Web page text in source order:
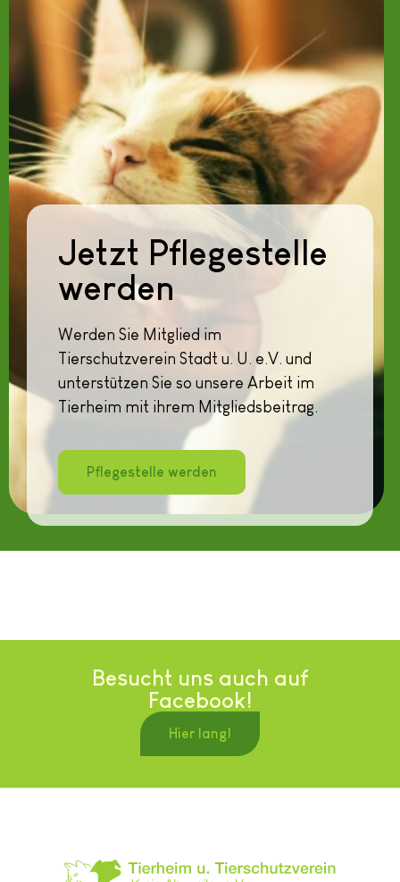
Jetzt Pflegestelle
werden
Werden Sie Mitglied im
Tierschutzverein Stadt u. U. e.V. und
unterstützen Sie so unsere Arbeit im
Tierheim mit ihrem Mitgliedsbeitrag.
Pflegestelle werden
Besucht uns auch auf
Facebook!
Hier lang!